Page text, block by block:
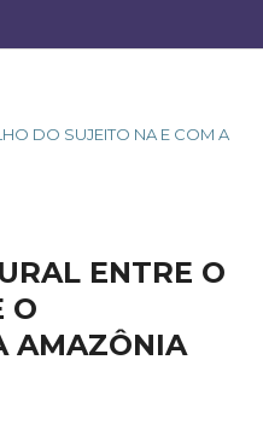
DO SUJEITO NA E COM A
ENTRE O
O
AMAZÔNIA